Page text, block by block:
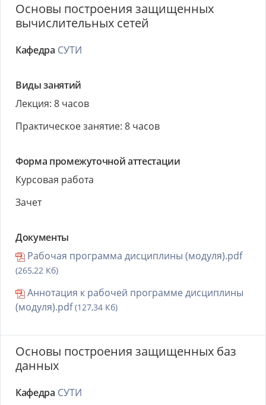
Основы построения защищенных
вычислительных сетей
Кафедра СУТИ
Виды занятий
Лекция: 8 часов
Практическое занятие: 8 часов
Форма промежуточной аттестации
Курсовая работа
Зачет
Документы
Рабочая программа дисциплины (модуля).pdf
(265,22 Кб)
Аннотация к рабочей программе дисциплины
(модуля).pdf(127,34 Кб)
Основы построения защищенных баз
данных
Кафедра СУТИ